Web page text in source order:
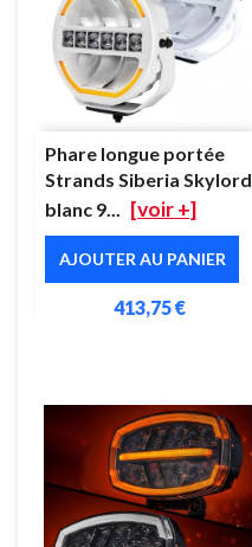
Phare longue portée
Strands Siberia Skylord
blanc 9... [voir +]
AJOUTER AU PANIER
413,75 €